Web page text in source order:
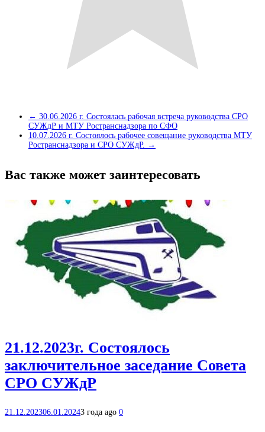
← 30.06.2026 г. Состоялась рабочая встреча руководства СРО
СУЖдР и МТУ Ространснадзора по СФО
10.07.2026 г. Состоялось рабочее совещание руководства МТУ
Ространснадзора и СРО СУЖдР. →
Вас также может заинтересовать
21.12.2023г. Состоялось
заключительное заседание Совета
СРО СУЖдР
21.12.202306.01.20243 года ago 0